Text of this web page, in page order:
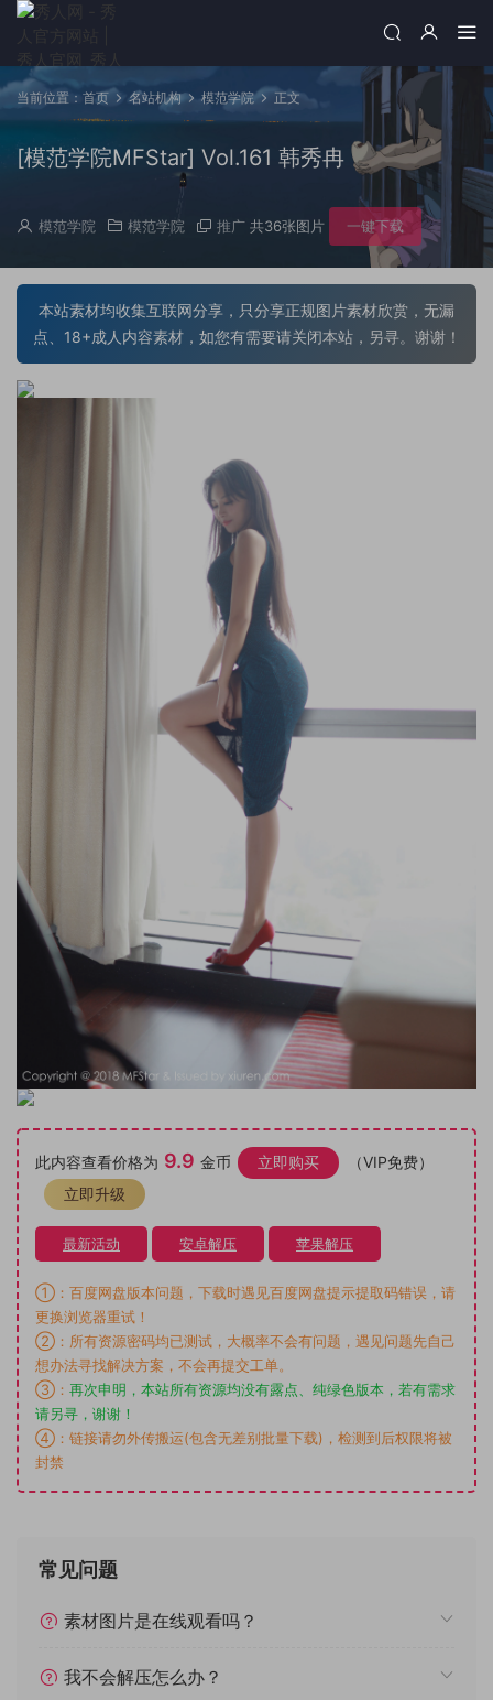
当前位置： 首页 名站机构 模范学院 正文
[模范学院MFStar] Vol.161 韩秀冉
模范学院 模范学院 推广 共36张图片 一键下载
本站素材均收集互联网分享，只分享正规图片素材欣赏，无漏
点、18+成人内容素材，如您有需要请关闭本站，另寻。谢谢！
此内容查看价格为 9.9 金币 立即购买
（VIP免费）
立即升级
最新活动 安卓解压 苹果解压
①：百度网盘版本问题，下载时遇见百度网盘提示提取码错误，请
更换浏览器重试！
②：所有资源密码均已测试，大概率不会有问题，遇见问题先自己
想办法寻找解决方案，不会再提交工单。
③： 再次申明，本站所有资源均没有露点、纯绿色版本，若有需求
请另寻，谢谢！
④：链接请勿外传搬运(包含无差别批量下载)，检测到后权限将被
封禁
常见问题
素材图片是在线观看吗？
我不会解压怎么办？